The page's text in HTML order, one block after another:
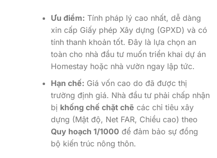
Ưu điểm: Tính pháp lý cao nhất, dễ dàng
xin cấp Giấy phép Xây dựng (GPXD) và có
tính thanh khoản tốt. Đây là lựa chọn an
toàn cho nhà đầu tư muốn triển khai dự án
Homestay hoặc nhà vườn ngay lập tức.
Hạn chế: Giá vốn cao do đã được thị
trường định giá. Nhà đầu tư phải chấp nhận
bị khống chế chặt chẽ các chỉ tiêu xây
dựng (Mật độ, Net FAR, Chiều cao) theo
Quy hoạch 1/1000 để đảm bảo sự đồng
bộ kiến trúc nông thôn.